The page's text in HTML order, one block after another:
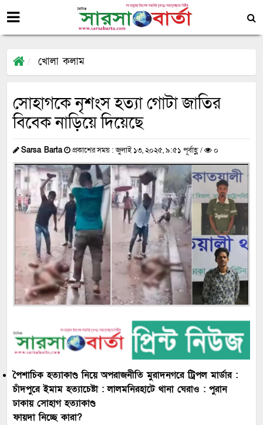
খোলা কলাম
সোহাগকে নৃশংস হত্যা গোটা জাতির
বিবেক নাড়িয়ে দিয়েছে
Sarsa Barta প্রকাশের সময় : জুলাই ১৩, ২০২৫, ৯:৫১ পূর্বাহ্ণ / ০
পৈশাচিক হত্যাকাণ্ড নিয়ে অপরাজনীতি মুরাদনগরে ট্রিপল মার্ডার :
চাঁদপুরে ইমাম হত্যাচেষ্টা : লালমনিরহাটে থানা ঘেরাও : পুরান
ঢাকায় সোহাগ হত্যাকাণ্ড
ফায়দা নিচ্ছে কারা?